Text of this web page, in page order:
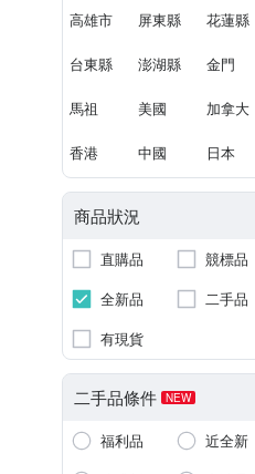
高雄市 屏東縣 花蓮縣
台東縣 澎湖縣 金門
馬祖 美國 加拿大
香港 中國 日本
商品狀況
直購品
競標品
全新品
二手品
有現貨
二手品條件 NEW
福利品
近全新